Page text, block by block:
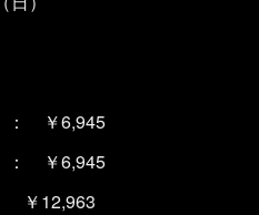
： ￥6,945
： ￥6,945
￥12,963